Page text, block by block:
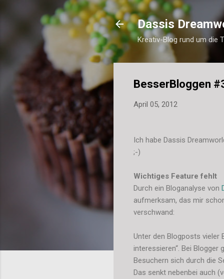
Dassis
Kreativ-Blog rund um die
BesserBloggen
April 05, 2012
Ich habe Dassis
;-)
Wichtiges Feature fehlt
Durch ein Bloganalyse von
aufmerksam, das mir
verschwand:
Unter den Blogposts vieler
interessieren“. Bei
Besuchern sich durch die
Das senkt nebenbei auch